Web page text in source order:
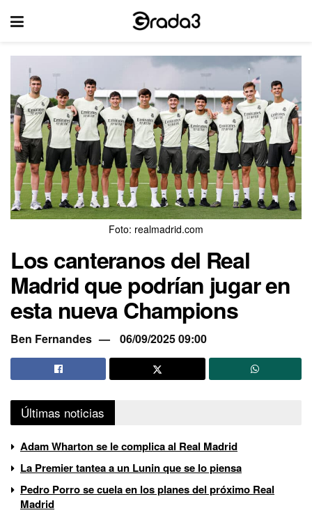
Foto: realmadrid.com
Los canteranos del Real
Madrid que podrían jugar en
esta nueva Champions
Ben Fernandes 06/09/2025 09:00
Últimas noticias
Adam Wharton se le complica al Real Madrid
La Premier tantea a un Lunin que se lo piensa
Pedro Porro se cuela en los planes del próximo Real
Madrid